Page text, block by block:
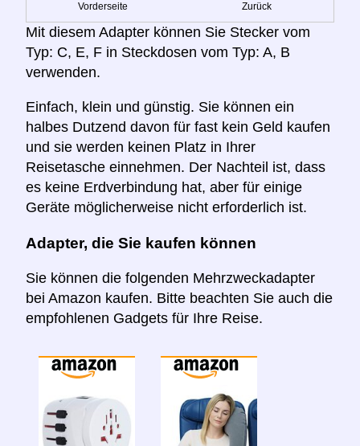
Vorderseite Zurück
Mit diesem Adapter können Sie Stecker vom
Typ: C, E, F in Steckdosen vom Typ: A, B
verwenden.
Einfach, klein und günstig. Sie können ein
halbes Dutzend davon für fast kein Geld kaufen
und sie werden keinen Platz in Ihrer
Reisetasche einnehmen. Der Nachteil ist, dass
es keine Erdverbindung hat, aber für einige
Geräte möglicherweise nicht erforderlich ist.
Adapter, die Sie kaufen können
Sie können die folgenden Mehrzweckadapter
bei Amazon kaufen. Bitte beachten Sie auch die
empfohlenen Gadgets für Ihre Reise.